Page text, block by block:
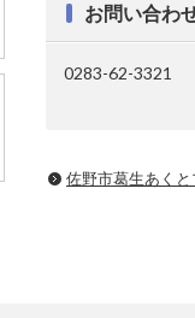
お問い合わ
0283-62-3321
佐野市葛生あく